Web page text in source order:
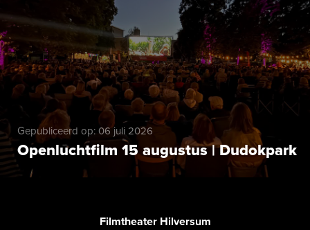
Gepubliceerd op: 06 juli 2026
Openluchtfilm 15 augustus | Dudokpark
Filmtheater Hilversum